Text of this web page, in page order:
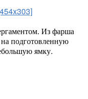
Из фарша
подготовленную
ямку.